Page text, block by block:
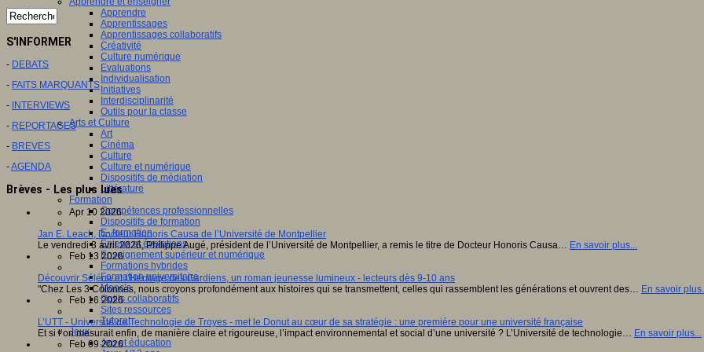
Apprendre
Apprentissages
Apprentissages collaboratifs
Créativité
Culture numérique
Evaluations
Individualisation
Initiatives
Interdisciplinarité
Outils pour la classe
Arts et Culture
Art
Cinéma
Culture
Culture et numérique
Dispositifs de médiation
Littérature
Formation
Compétences professionnelles
Dispositifs de formation
E- formation
Enjeux et évolutions
Enseignement supérieur et numérique
Formations hybrides
Formation universitaire
Mooc’s
Outils collaboratifs
Sites ressources
Tutorat
Jeux
Jeu et éducation
S'INFORMER
- DEBATS
- FAITS MARQUANTS
- INTERVIEWS
- REPORTAGES
- BREVES
-AGENDA
Brèves - Les plus lues
Apr 10 2026
Jan E. Leach, Docteur Honoris Causa de l’Université de Montpellier
Le vendredi 3 avril 2026, Philippe Augé, président de l’Université de Montpellier, a remis le titre de Docteur Honoris Causa… En savoir plus...
Feb 13 2026
Découvrir Séléna et l’Héritage des Gardiens, un roman jeunesse lumineux - lecteurs dès 9-10 ans
"Chez Les 3 Colonnes, nous croyons profondément aux histoires qui se transmettent, celles qui rassemblent les générations et ouvrent des… En savoir
Feb 16 2026
L’UTT - Université de Technologie de Troyes - met le Donut au cœur de sa stratégie : une première pour une université française
Et si l’on mesurait enfin, de manière claire et rigoureuse, l’impact environnemental et social d’une université ? L’Université de technologie… En savoir plus...
Feb 09 2026